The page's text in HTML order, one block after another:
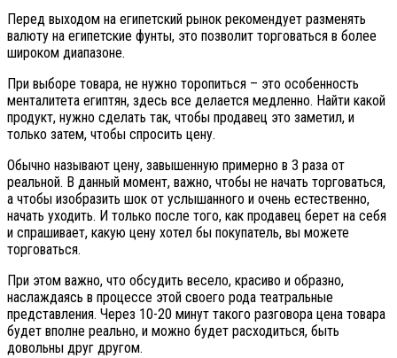
Перед выходом на египетский рынок рекомендует разменять
валюту на египетские фунты, это позволит торговаться в более
широком диапазоне.
При выборе товара, не нужно торопиться – это особенность
менталитета египтян, здесь все делается медленно. Найти какой
продукт, нужно сделать так, чтобы продавец это заметил, и
только затем, чтобы спросить цену.
Обычно называют цену, завышенную примерно в 3 раза от
реальной. В данный момент, важно, чтобы не начать торговаться,
а чтобы изобразить шок от услышанного и очень естественно,
начать уходить. И только после того, как продавец берет на себя
и спрашивает, какую цену хотел бы покупатель, вы можете
торговаться.
При этом важно, что обсудить весело, красиво и образно,
наслаждаясь в процессе этой своего рода театральные
представления. Через 10-20 минут такого разговора цена товара
будет вполне реально, и можно будет расходиться, быть
довольны друг другом.